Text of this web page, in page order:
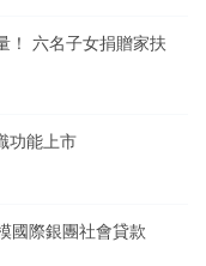
！ 六名子女捐贈家扶
功能上市
國際銀團社會貸款